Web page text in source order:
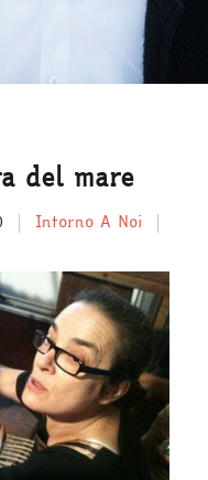
del mare
Intorno A Noi